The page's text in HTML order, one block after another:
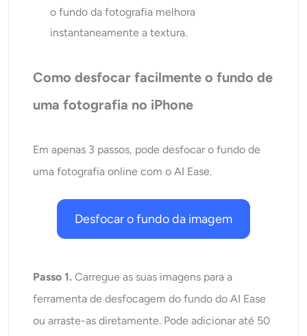
o fundo da fotografia melhora
instantaneamente a textura.
Como desfocar facilmente o fundo de
uma fotografia no iPhone
Em apenas 3 passos, pode desfocar o fundo de
uma fotografia online com o AI Ease.
Desfocar o fundo da imagem
Passo 1.Carregue as suas imagens para a
ferramenta de desfocagem do fundo do AI Ease
ou arraste-as diretamente. Pode adicionar até 50